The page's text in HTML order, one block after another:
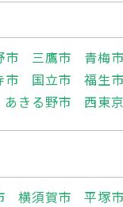
市 三鷹市 青梅市
市 国立市 福生市
あきる野市 西東
横須賀市 平塚市